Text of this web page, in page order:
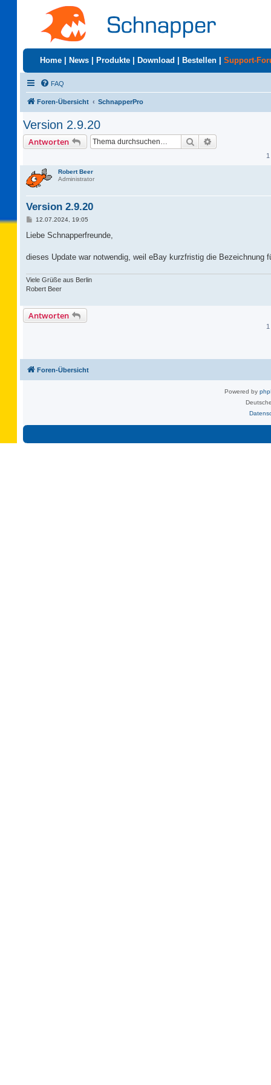
Home News Produkte Download Bestellen Support-
FAQ
Foren-Übersicht SchnapperPro
Version 2.9.20
Antworten Suche
Robert Beer
Administrator
Version 2.9.20
B
i
a
12.07.2024, 19:05
Liebe Schnapperfreunde,
dieses Update war notwendig, weil eBay kurzfristig die Bezeichnung
Viele Grüße aus Berlin
Robert Beer
Antworten
Foren-Übersicht
Powered by